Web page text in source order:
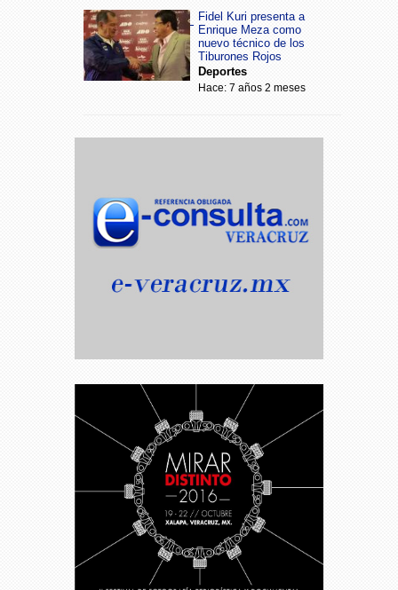
Fidel Kuri presenta a
Enrique Meza como
nuevo técnico de los
Tiburones Rojos
Deportes
Hace: 7 años 2 meses